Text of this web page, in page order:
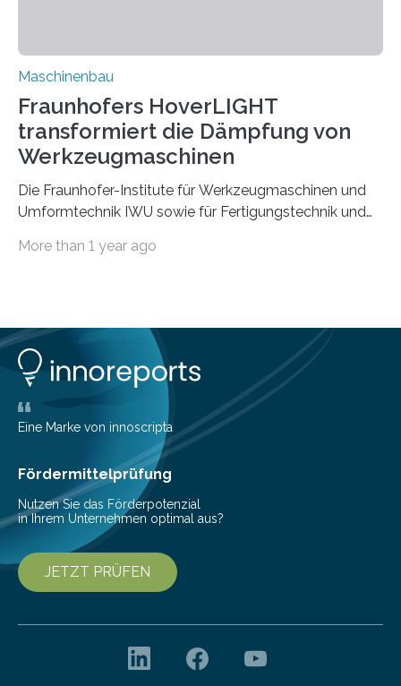
Maschinenbau
Fraunhofers HoverLIGHT
transformiert die Dämpfung von
Werkzeugmaschinen
Die Fraunhofer-Institute für Werkzeugmaschinen und
Umformtechnik IWU sowie für Fertigungstechnik und
Durchbruch in der Materialforschung erzielt: Der
partikelgefüllten Hohlkugeln erreicht HoverLIGHT einen
bisher unerreichten Eigenschaftsmix aus Leichtigkeit,
Steifigkeit und Schwingungsdämpfung. In einem
Gemeinschaftsprojekt mit einem Industriepartner
gelang nun erstmals der Nachweis, dass HoverLIGHT
bei Serienmaschinen Schwingungen um den Faktor 3
besser dämpft. Und das bei einer Gewichtseinsparung
von 20…
More than 1 year ago
Eine Marke von innoscripta
Fördermittelprüfung
Nutzen Sie das Förderpotenzial
in Ihrem Unternehmen optimal aus?
JETZT PRÜFEN